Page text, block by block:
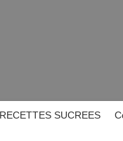
RECETTES SUCREES